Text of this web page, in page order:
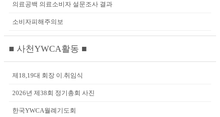
의료공백 의료소비자 설문조사 결과
소비자피해주의보
■ 사천YWCA활동 ■
제18,19대 회장 이.취임식
2026년 제38회 정기총회 사진
한국YWCA월례기도회